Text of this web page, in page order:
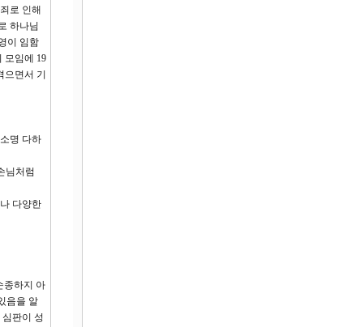
로 인해
하나님
이 임함
모임에 19
면서 기
명 다하
님처럼
다양한
종하지 아
음을 알
판이 성